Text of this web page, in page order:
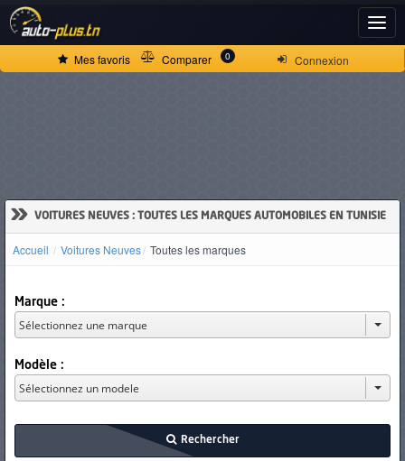
Connexion
Mes favoris Comparer 0
» VOITURES NEUVES : TOUTES LES MARQUES AUTOMOBILES EN TUNISIE
Accueil Voitures Neuves Toutes les marques
Marque :
Modèle :
Rechercher
ACCUEIL
D'OCCASION
CAMIONS